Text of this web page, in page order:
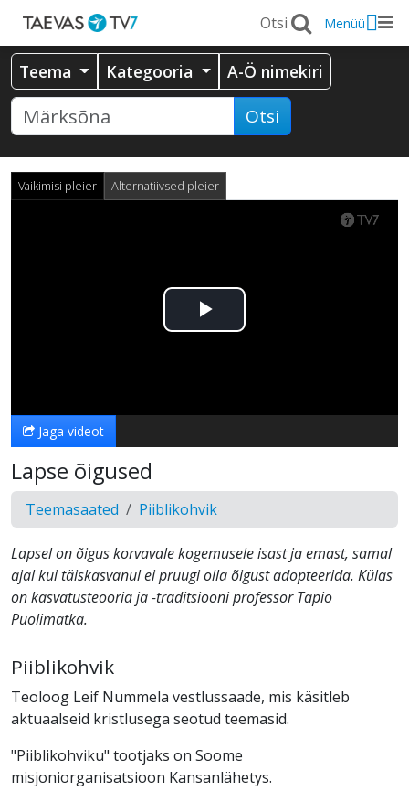
Menüü
Teema Kategooria A-Ö nimekiri
Otsi
Vaikimisi pleier Alternatiivsed pleier
Esita
Jaga videot
Lapse õigused
Teemasaated Piiblikohvik
Lapsel on õigus korvavale kogemusele isast ja emast, samal
ajal kui täiskasvanul ei pruugi olla õigust adopteerida. Külas
on kasvatusteooria ja -traditsiooni professor Tapio
Puolimatka.
Piiblikohvik
Teoloog Leif Nummela vestlussaade, mis käsitleb
aktuaalseid kristlusega seotud teemasid.
"Piiblikohviku" tootjaks on Soome
misjoniorganisatsioon Kansanlähetys.